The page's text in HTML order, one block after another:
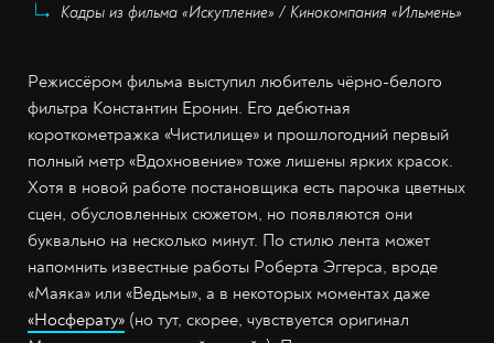
Кадры из фильма «Искупление» / Кинокомпания «Ильмень»
Режиссёром фильма выступил любитель чёрно-белого
фильтра Константин Еронин. Его дебютная
короткометражка «Чистилище» и прошлогодний первый
полный метр «Вдохновение» тоже лишены ярких красок.
Хотя в новой работе постановщика есть парочка цветных
сцен, обусловленных сюжетом, но появляются они
буквально на несколько минут. По стилю лента может
напомнить известные работы Роберта Эггерса, вроде
«Маяка» или «Ведьмы», а в некоторых моментах даже
«Носферату» (но тут, скорее, чувствуется оригинал